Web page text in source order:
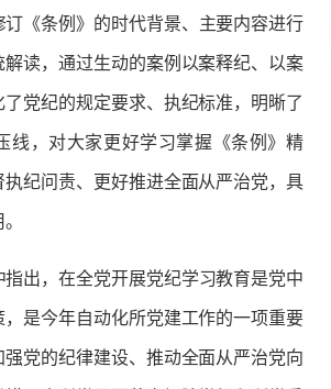
订《条例》的时代背景、主要内容进行
解读，通过生动的案例以案释纪、以案
党纪的规定要求、执纪标准，明晰了
线，对大家更好学习掌握《条例》精
纪问责、更好推进全面从严治党，具
指出，在全党开展党纪学习教育是党中
是今年自动化所党建工作的一项重要
党的纪律建设、推动全面从严治党向